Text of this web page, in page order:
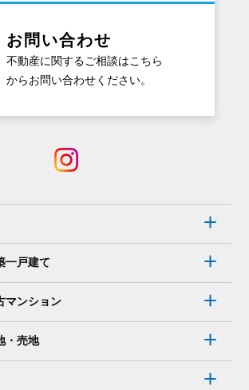
お問い合わせ
不動産に関するご相談はこちら
からお問い合わせください。
一戸建て
マンション
・売地